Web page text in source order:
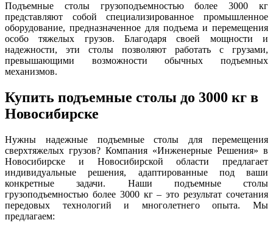
Подъемные столы грузоподъемностью более 3000 кг
представляют собой специализированное промышленное
оборудование, предназначенное для подъема и перемещения
особо тяжелых грузов. Благодаря своей мощности и
надежности, эти столы позволяют работать с грузами,
превышающими возможности обычных подъемных
механизмов.
Купить подъемные столы до 3000 кг в
Новосибирске
Нужны надежные подъемные столы для перемещения
сверхтяжелых грузов? Компания «Инженерные Решения» в
Новосибирске и Новосибирской области предлагает
индивидуальные решения, адаптированные под ваши
конкретные задачи. Наши подъемные столы
грузоподъемностью более 3000 кг – это результат сочетания
передовых технологий и многолетнего опыта. Мы
предлагаем: